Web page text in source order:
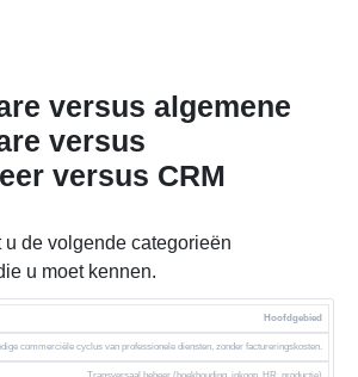
versus algemene
versus
versus CRM
u de volgende categorieën
u moet kennen.
Hoofdgebied
commerciële cyclus van professionele diensten, zonder factureringskosten.
Transversaal beheer (boekhouding, inkoop, HR, productie)